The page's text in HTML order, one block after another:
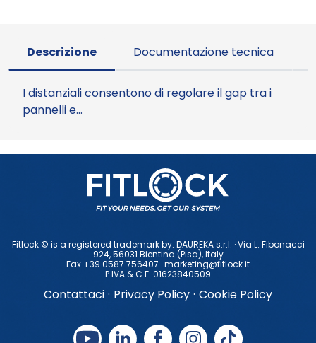
Descrizione Documentazione tecnica
I distanziali consentono di regolare il gap tra i
pannelli e…
Fitlock © is a registered trademark by: DAUREKA s.r.l. · Via L. Fibonacci
924, 56031 Bientina (Pisa), ltaly
Fax +39 0587 756407 ·marketing@fitlock.it
P.IVA & C.F. 01623840509
Contattaci · Privacy Policy · Cookie Policy